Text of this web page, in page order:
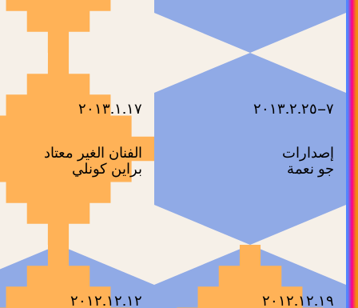
٧–٢٠١٣.٢.٢٥
إصدارات
جو نعمة
٢٠١٣.١.١٧
الفنان الغير معتاد
براين كونلي
٢٠١٢.١٢.١٩ ٢٠١٢.١٢.١٢